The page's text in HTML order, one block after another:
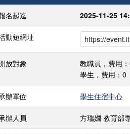
名起迄 2025-11-25
動短網址
放對象
教職員，費用
學生，費用：0
辦單位 學生住宿中心
辦人員 方瑞嫺 教育部